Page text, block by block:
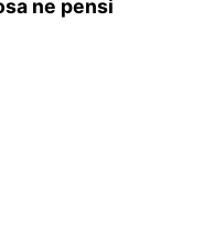
ne pensi